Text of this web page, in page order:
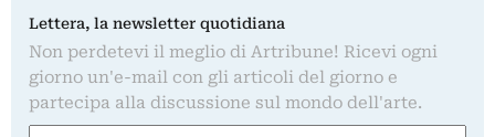
Lettera, la newsletter quotidiana
Non perdetevi il meglio di Artribune! Ricevi ogni
giorno un'e-mail con gli articoli del giorno e
partecipa alla discussione sul mondo dell'arte.